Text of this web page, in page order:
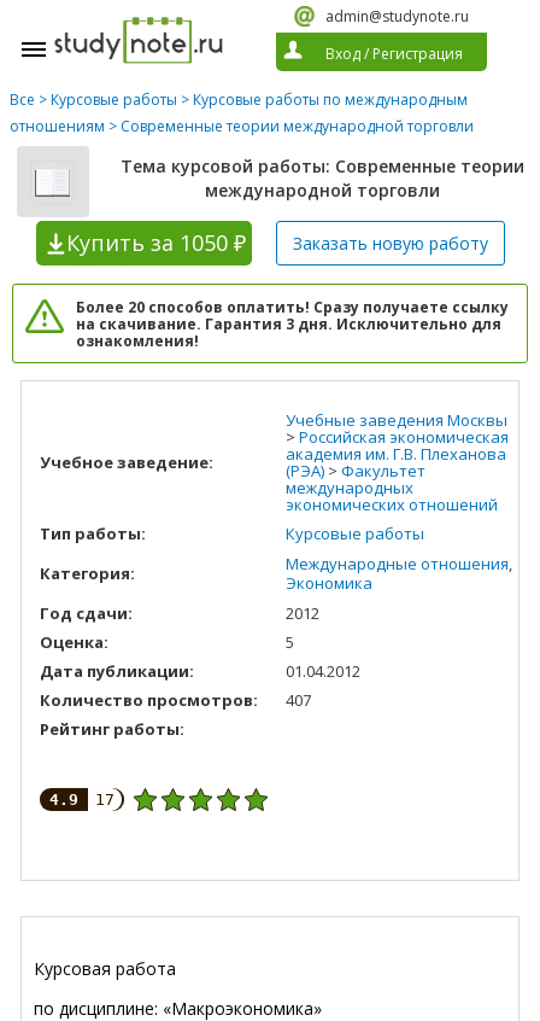
admin@studynote.ru
Вход/ Регистрация
Все >Курсовые работы >Курсовые работы по международным
отношениям > Современные теории международной торговли
Тема курсовой работы: Современные теории
международной торговли
Купить за 1050 ₽ Заказать новую работу
Более 20 способов оплатить! Сразу получаете ссылку
на скачивание. Гарантия 3 дня. Исключительно для
ознакомления!
Учебное заведение:
Учебные заведения Москвы
> Российская экономическая
академия им. Г.В. Плеханова
(РЭА) > Факультет
международных
экономических отношений
Тип работы:
Курсовые работы
Категория:
Международные отношения,
Экономика
Год сдачи:
2012
Оценка:
5
Дата публикации:
01.04.2012
Количество просмотров:
407
Рейтинг работы:
4.9 17
Курсовая работа
по дисциплине: «Макроэкономика»